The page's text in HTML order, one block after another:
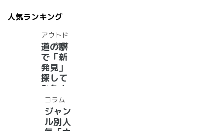
開設い
たしま
した！
人気ランキング
アウトド
ア・体験
道の駅
で「新
発見」
探して
みた！
イベン
トに巨
大グル
コラム
ジャン
ル別人